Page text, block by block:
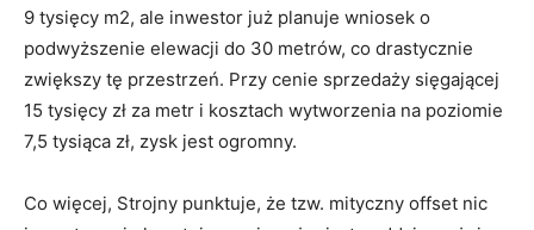
9 tysięcy m2, ale inwestor już planuje wniosek o
podwyższenie elewacji do 30 metrów, co drastycznie
zwiększy tę przestrzeń. Przy cenie sprzedaży sięgającej
15 tysięcy zł za metr i kosztach wytworzenia na poziomie
7,5 tysiąca zł, zysk jest ogromny.
Co więcej, Strojny punktuje, że tzw. mityczny offset nic